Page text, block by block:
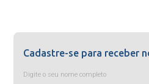
Cadastre-se para receber
Digite o seu nome completo